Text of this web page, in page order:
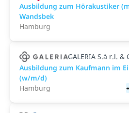
Ausbildung zum Hörakustiker
Wandsbek
Hamburg
GALERIA S.à r.l. &
Ausbildung zum Kaufmann im
(w/m/d)
Hamburg